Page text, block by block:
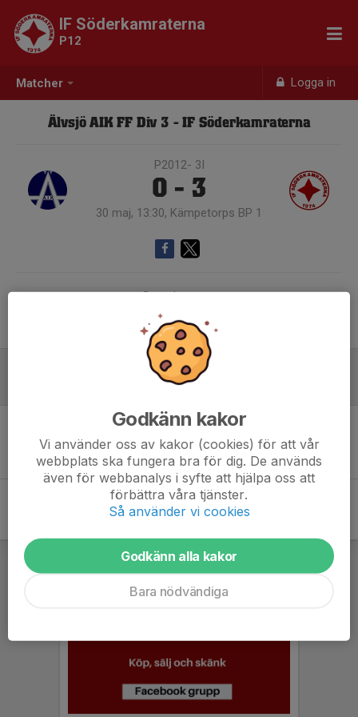
Matcher Logga in
IF Söderkamraterna
P12
Älvsjö AIK FF Div 3 - IF Söderkamraterna
P2012- 3I
0 - 3
30 maj, 13:30, Kämpetorps BP 1
Samling 12:45
Logga in här
Inget referat skrivet
Godkänn kakor
Vi använder oss av kakor (cookies) för att vår
webbplats ska fungera bra för dig. De används
även för webbanalys i syfte att hjälpa oss att
förbättra våra tjänster.
Så använder vi cookies
Godkänn alla kakor
Bara nödvändiga